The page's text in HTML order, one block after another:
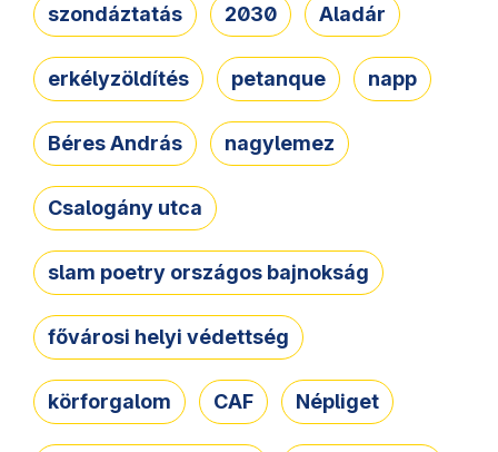
szondáztatás 2030 Aladár
erkélyzöldítés petanque napp
Béres András nagylemez
Csalogány utca
slam poetry országos bajnokság
fővárosi helyi védettség
körforgalom CAF Népliget